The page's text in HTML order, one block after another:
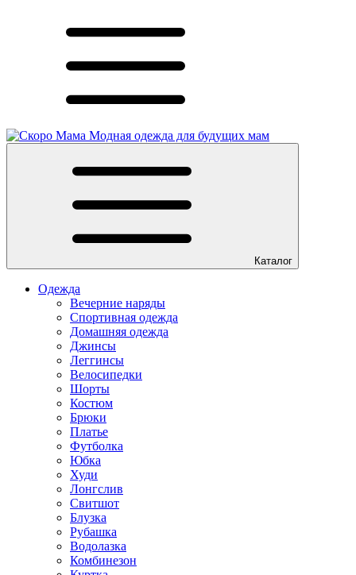
Модная одежда для будущих мам
Каталог
Одежда
Вечерние наряды
Спортивная одежда
Домашняя одежда
Джинсы
Леггинсы
Велосипедки
Шорты
Костюм
Брюки
Платье
Футболка
Юбка
Худи
Лонгслив
Свитшот
Блузка
Рубашка
Водолазка
Комбинезон